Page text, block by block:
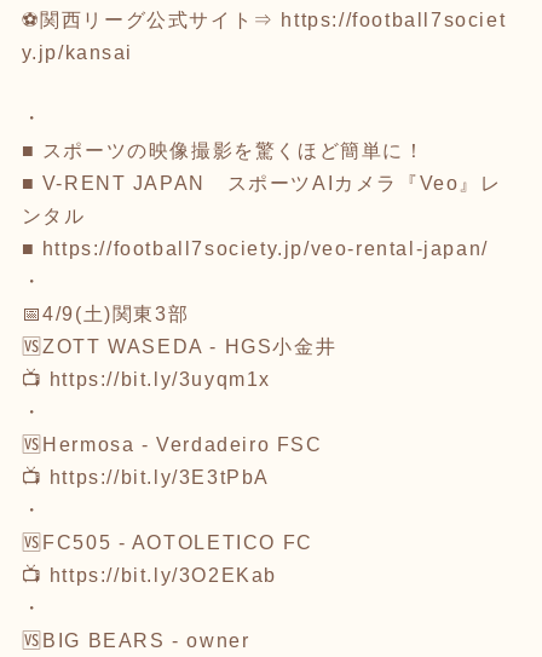
⚽関西リーグ公式サイト⇒ https://football7societ
y.jp/kansai
・
■ スポーツの映像撮影を驚くほど簡単に！
■ V-RENT JAPAN スポーツAIカメラ『Veo』レ
ンタル
■ https://football7society.jp/veo-rental-japan/
・
📅4/9(土)関東3部
🆚ZOTT WASEDA - HGS小金井
📺 https://bit.ly/3uyqm1x
・
🆚Hermosa - Verdadeiro FSC
📺 https://bit.ly/3E3tPbA
・
🆚FC505 - AOTOLETICO FC
📺 https://bit.ly/3O2EKab
・
🆚BIG BEARS - owner